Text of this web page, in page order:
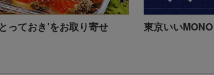
っておき’をお取り寄せ 東京いいMONO